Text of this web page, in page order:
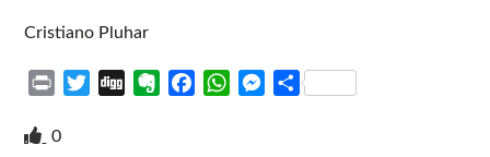
Cristiano Pluhar
i
D
W
M
S
0